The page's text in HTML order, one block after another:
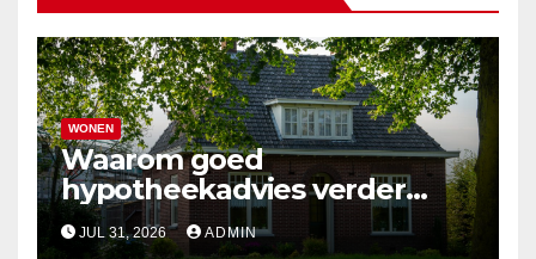
WONEN
Waarom goed
hypotheekadvies verder
gaat dan alleen cijfers
JUL 31, 2026 ADMIN